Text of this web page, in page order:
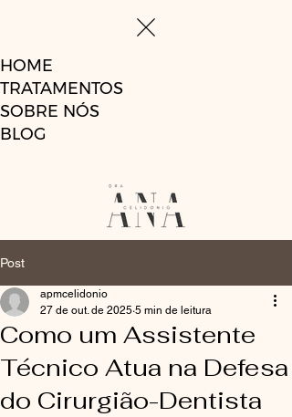
HOME
TRATAMENTOS
SOBRE NÓS
BLOG
Post
Como um Assistente
Técnico Atua na Defesa
do Cirurgião-Dentista
apmcelidonio
27 de out. de 2025 5 min de leitura